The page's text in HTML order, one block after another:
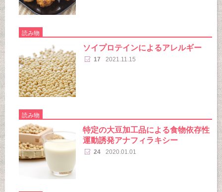
読み物
ソイプロテインによるアレルギー
17 2021.11.15
読み物
特定の大豆加工品による食物依存性
運動誘発アナフィラキシー
24 2020.01.01